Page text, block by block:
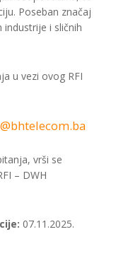
Poseban značaj
i sličnih
u vezi ovog RFI
vrši se
– DWH
07.11.2025.